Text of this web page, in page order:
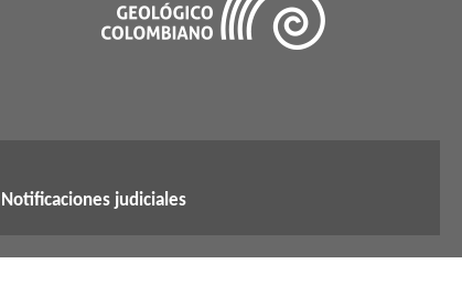
Notificaciones judiciales